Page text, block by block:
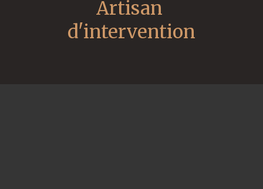
Artisan
d'intervention